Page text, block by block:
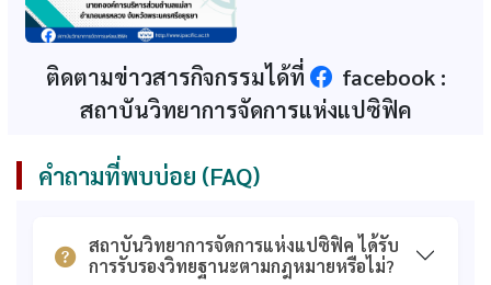
ส.ก.อ. รับทราบอนุมัติ
มหาบัณฑิต (2560)
เที่ยวและการโรงแรม
ก.พ. รับรองคุณวุฒิ
มหาบัณฑิต
เอกสารการรับรอง
ส.ก.อ. (รวม)
เอกชน
ติดตามข่าวสารกิจกรรมได้ที่
facebook :
สถาบันวิทยาการจัดการแห่งแปซิฟิค
คำถามที่พบบ่อย (FAQ)
สถาบันวิทยาการจัดการแห่งแปซิฟิค ได้รับ
การรับรองวิทยฐานะตามกฎหมายหรือไม่?